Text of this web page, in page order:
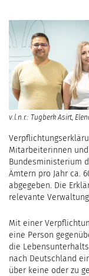
v.l.n.r.: Tugberk Asirt,
Mitarbeiterinnen
Bundesministerium
Ämtern pro Jahr ca.
abgegeben. Die
relevante
Mit einer
eine Person
die
nach Deutschland
über keine oder zu